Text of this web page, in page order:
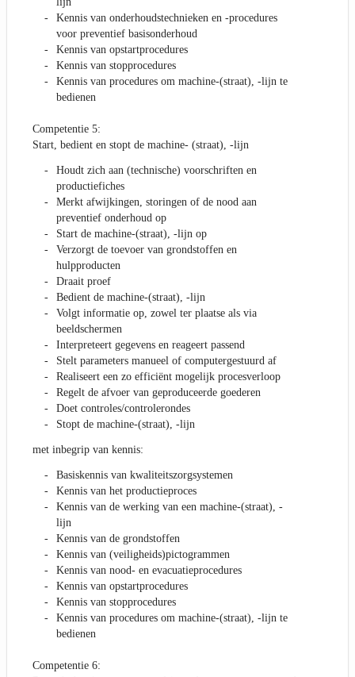
Kennis van onderhoudstechnieken en -procedures
voor preventief basisonderhoud
Kennis van opstartprocedures
Kennis van stopprocedures
Kennis van procedures om machine-(straat), -lijn te
bedienen
Competentie 5:
Start, bedient en stopt de machine- (straat), -lijn
Houdt zich aan (technische) voorschriften en
productiefiches
Merkt afwijkingen, storingen of de nood aan
preventief onderhoud op
Start de machine-(straat), -lijn op
Verzorgt de toevoer van grondstoffen en
hulpproducten
Draait proef
Bedient de machine-(straat), -lijn
Volgt informatie op, zowel ter plaatse als via
beeldschermen
Interpreteert gegevens en reageert passend
Stelt parameters manueel of computergestuurd af
Realiseert een zo efficiënt mogelijk procesverloop
Regelt de afvoer van geproduceerde goederen
Doet controles/controlerondes
Stopt de machine-(straat), -lijn
met inbegrip van kennis:
Basiskennis van kwaliteitszorgsystemen
Kennis van het productieproces
Kennis van de werking van een machine-(straat), -
lijn
Kennis van de grondstoffen
Kennis van (veiligheids)pictogrammen
Kennis van nood- en evacuatieprocedures
Kennis van opstartprocedures
Kennis van stopprocedures
Kennis van procedures om machine-(straat), -lijn te
bedienen
Competentie 6: